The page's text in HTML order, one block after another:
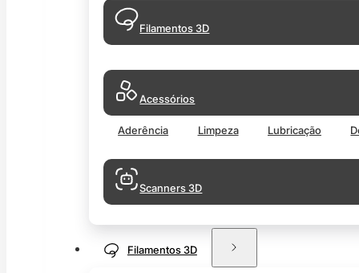
Filamentos 3D
Acessórios
Aderência Limpeza Lubricação
Scanners 3D
Filamentos 3D